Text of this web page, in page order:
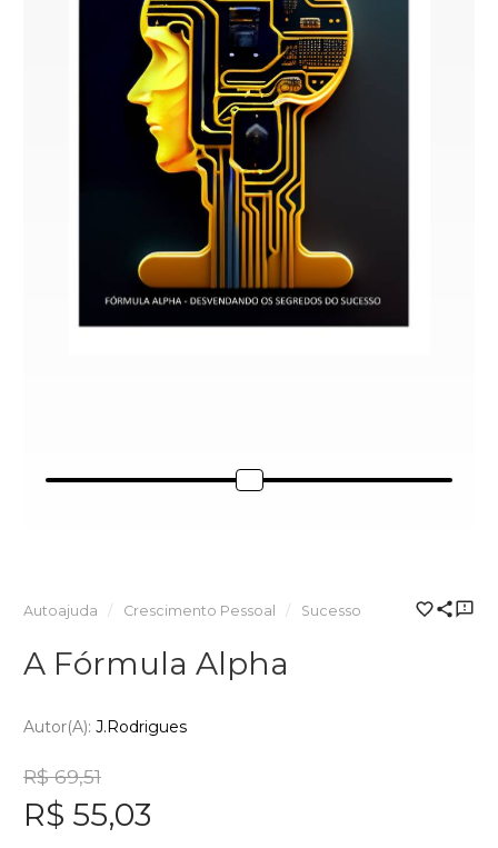
Autoajuda Crescimento Pessoal Sucesso
A Fórmula Alpha
Autor(a): J.Rodrigues
R$ 69,51
R$ 55,03